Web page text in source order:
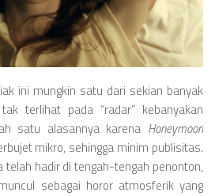
ini mungkin satu dari sekian banyak
terlihat pada “radar” kebanyakan
satu alasannya karena Honeymoon
mikro, sehingga minim publisitas.
telah hadir di tengah-tengah penonton,
sebagai horor atmosferik yang